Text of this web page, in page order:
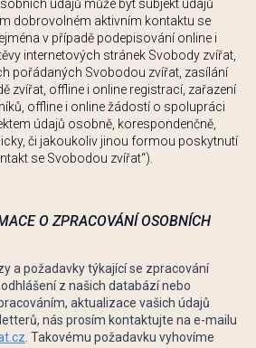
údajů může být subjekt údajů
dobrovolném aktivním kontaktu se
v případě podepisování online i
internetových stránek Svobody zvířat,
pořádaných Svobodou zvířat, zasílání
zvířat, offline i online registrací, zařazení
offline i online žádostí o spolupráci
údajů osobně, korespondenčně,
či jakoukoliv jinou formou poskytnutí
se Svobodou zvířat“).
O ZPRACOVÁNÍ OSOBNÍCH
a požadavky týkající se zpracování
z našich databází nebo
aktualizace vašich údajů
nás prosím kontaktujte na e-mailu
. Takovému požadavku vyhovíme